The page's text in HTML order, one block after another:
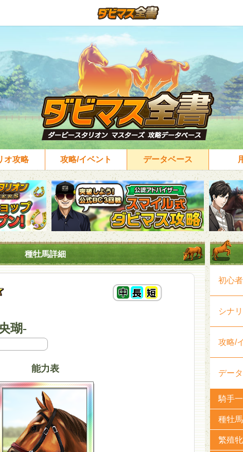
オ攻略 攻略/イベント データベース
種牡馬詳細
瑚-
能力表
初心
シナ
攻略/
デー
騎手
種牡
繁殖